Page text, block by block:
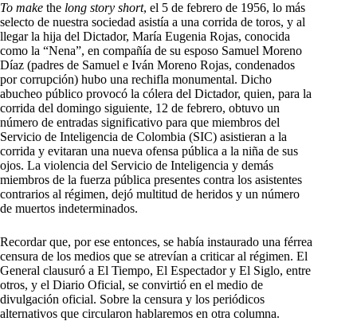
To make the long story short, el 5 de febrero de 1956, lo más
selecto de nuestra sociedad asistía a una corrida de toros, y al
llegar la hija del Dictador, María Eugenia Rojas, conocida
como la “Nena”, en compañía de su esposo Samuel Moreno
Díaz (padres de Samuel e Iván Moreno Rojas, condenados
por corrupción) hubo una rechifla monumental. Dicho
abucheo público provocó la cólera del Dictador, quien, para la
corrida del domingo siguiente, 12 de febrero, obtuvo un
número de entradas significativo para que miembros del
Servicio de Inteligencia de Colombia (SIC) asistieran a la
corrida y evitaran una nueva ofensa pública a la niña de sus
ojos. La violencia del Servicio de Inteligencia y demás
miembros de la fuerza pública presentes contra los asistentes
contrarios al régimen, dejó multitud de heridos y un número
de muertos indeterminados.
Recordar que, por ese entonces, se había instaurado una férrea
censura de los medios que se atrevían a criticar al régimen. El
General clausuró a El Tiempo, El Espectador y El Siglo, entre
otros, y el Diario Oficial, se convirtió en el medio de
divulgación oficial. Sobre la censura y los periódicos
alternativos que circularon hablaremos en otra columna.